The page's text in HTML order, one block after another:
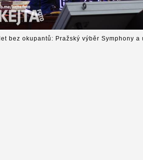
bez okupantů: Pražský výběr Symphony a